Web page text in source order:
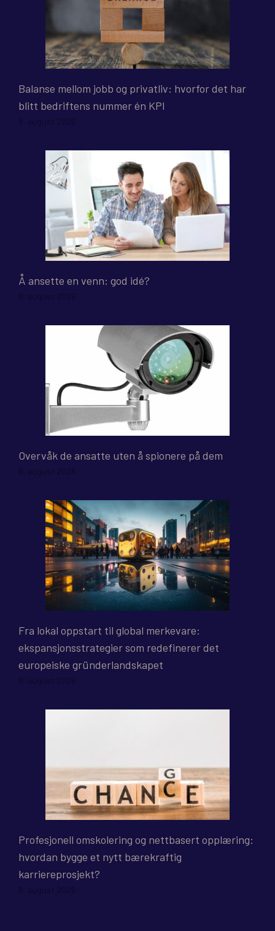
Balanse mellom jobb og privatliv: hvorfor det har
blitt bedriftens nummer én KPI
8. august 2026
Å ansette en venn: god idé?
8. august 2026
Overvåk de ansatte uten å spionere på dem
8. august 2026
Fra lokal oppstart til global merkevare:
ekspansjonsstrategier som redefinerer det
europeiske gründerlandskapet
8. august 2026
Profesjonell omskolering og nettbasert opplæring:
hvordan bygge et nytt bærekraftig
karriereprosjekt?
8. august 2026